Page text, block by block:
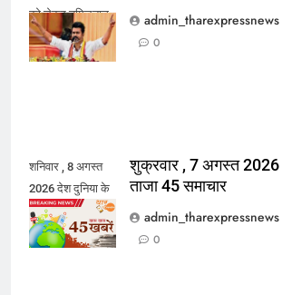
को लेकर तमिलनाडु
में सियासी हलचल
तेज
admin_tharexpressnews
0
शनिवार , 8 अगस्त
2026 देश दुनिया के
45 ताजा समाचार
शुक्रवार , 7 अगस्त
ताजा 45 समाचार
admin_tharexpressnews
0